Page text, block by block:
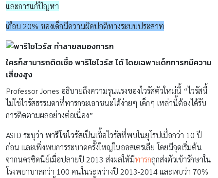
และการแก้ปัญหา
เกือบ 20% ของเด็กมีความผิดปกติทางระบบประสาท
ใครก็สามารถติดเชื้อ พารีโชไวรัส ได้ โดยเฉพาะเด็กทารกมีความ
เสี่ยงสูง
Professor Jones อธิบายถึงความรุนแรงของไวรัสตัวใหม่นี้ “ไวรัสนี้
ไม่ใช่ไวรัสธรรมดาที่ทารกจะเอาชนะได้ง่ายๆ เด็กๆ เหล่านี้ต้องได้รับ
การติดตามผลอย่างต่อเนื่อง”
ASID ระบุว่า พารีโชไวรัสเป็นเชื้อไวรัสที่พบในยุโรปเมื่อกว่า 10 ปี
ก่อน และเพิ่งพบการระบาดครั้งใหญ่ในออสเตรเลีย โดยมีจุดเริ่มต้น
จากนครซิดนีย์เมื่อปลายปี 2013 ส่งผลให้มีทารกถูกส่งตัวเข้ารักษาใน
โรงพยาบาลกว่า 100 คนในระหว่างปี 2013-2014 และพบว่า 70%